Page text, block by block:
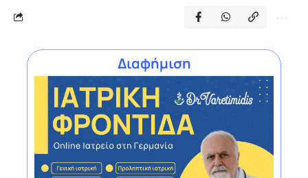
Διαφήμιση